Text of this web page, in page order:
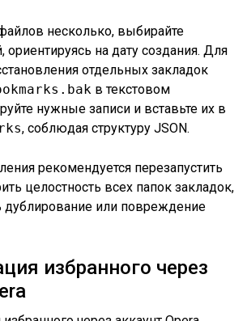
несколько, выбирайте
ориентируясь на дату создания. Для
отдельных закладок
в текстовом
нужные записи и вставьте их в
, соблюдая структуру JSON.
рекомендуется перезапустить
целостность всех папок закладок,
дублирование или повреждение
избранного через